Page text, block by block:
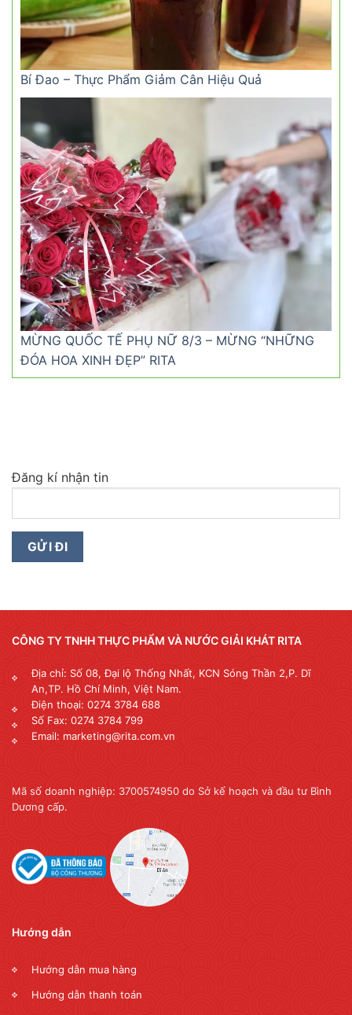
Bí Đao – Thực Phẩm Giảm Cân Hiệu Quả
MỪNG QUỐC TẾ PHỤ NỮ 8/3 – MỪNG “NHỮNG
ĐÓA HOA XINH ĐẸP” RITA
Đăng kí nhận tin
CÔNG TY TNHH THỰC PHẨM VÀ NƯỚC GIẢI KHÁT RITA
Địa chỉ: Số 08, Đại lộ Thống Nhất, KCN Sóng Thần 2,P. Dĩ
An,TP. Hồ Chí Minh, Việt Nam.
Điện thoại: 0274 3784 688
Số Fax: 0274 3784 799
Email: marketing@rita.com.vn
Mã số doanh nghiệp: 3700574950 do Sở kế hoạch và đầu tư Bình
Dương cấp.
Hướng dẫn
Hướng dẫn mua hàng
Hướng dẫn thanh toán